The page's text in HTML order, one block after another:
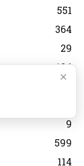
551
364
29
134
9
599
114
×